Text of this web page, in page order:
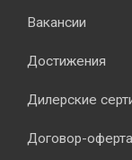
Вакансии
Достижения
Дилерские
Договор-оферта